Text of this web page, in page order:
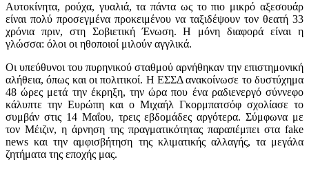
Αυτοκίνητα, ρούχα, γυαλιά, τα πάντα ως το πιο μικρό αξεσουάρ
είναι πολύ προσεγμένα προκειμένου να ταξιδέψουν τον θεατή 33
χρόνια πριν, στη Σοβιετική Ένωση. Η μόνη διαφορά είναι η
γλώσσα: όλοι οι ηθοποιοί μιλούν αγγλικά.
Οι υπεύθυνοι του πυρηνικού σταθμού αρνήθηκαν την επιστημονική
αλήθεια, όπως και οι πολιτικοί. Η ΕΣΣΔ ανακοίνωσε το δυστύχημα
48 ώρες μετά την έκρηξη, την ώρα που ένα ραδιενεργό σύννεφο
κάλυπτε την Ευρώπη και ο Μιχαήλ Γκορμπατσόφ σχολίασε το
συμβάν στις 14 Μαΐου, τρεις εβδομάδες αργότερα. Σύμφωνα με
τον Μέιζιν, η άρνηση της πραγματικότητας παραπέμπει στα fake
news και την αμφισβήτηση της κλιματικής αλλαγής, τα μεγάλα
ζητήματα της εποχής μας.